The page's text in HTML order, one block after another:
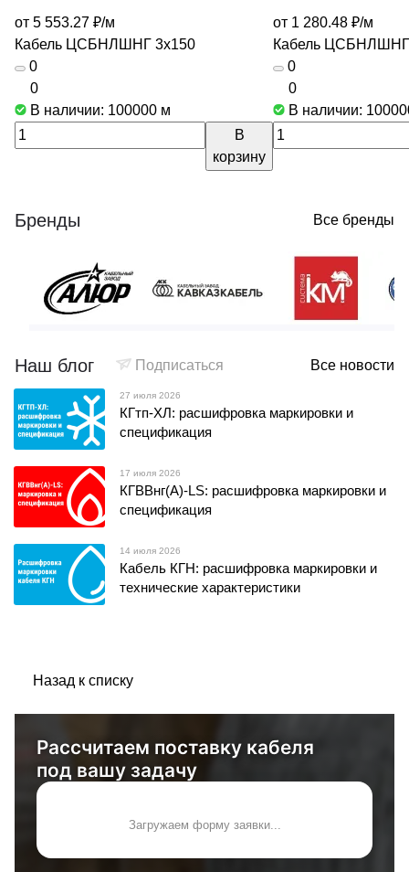
от 5 553.27 ₽/м
Кабель ЦСБНЛШНГ 3х150
0
0
В наличии: 100000 м
В
корзину
от 1 280.48 ₽/м
Кабель ЦСБНЛШНГ
0
0
В наличии:
Бренды Все бренды
Наш блог Подписаться Все новости
27 июля 2026
КГтп-ХЛ: расшифровка маркировки и
спецификация
17 июля 2026
КГВВнг(А)-LS: расшифровка маркировки и
спецификация
14 июля 2026
Кабель КГН: расшифровка маркировки и
технические характеристики
Назад к списку
Рассчитаем поставку кабеля
под вашу задачу
Загружаем форму заявки...